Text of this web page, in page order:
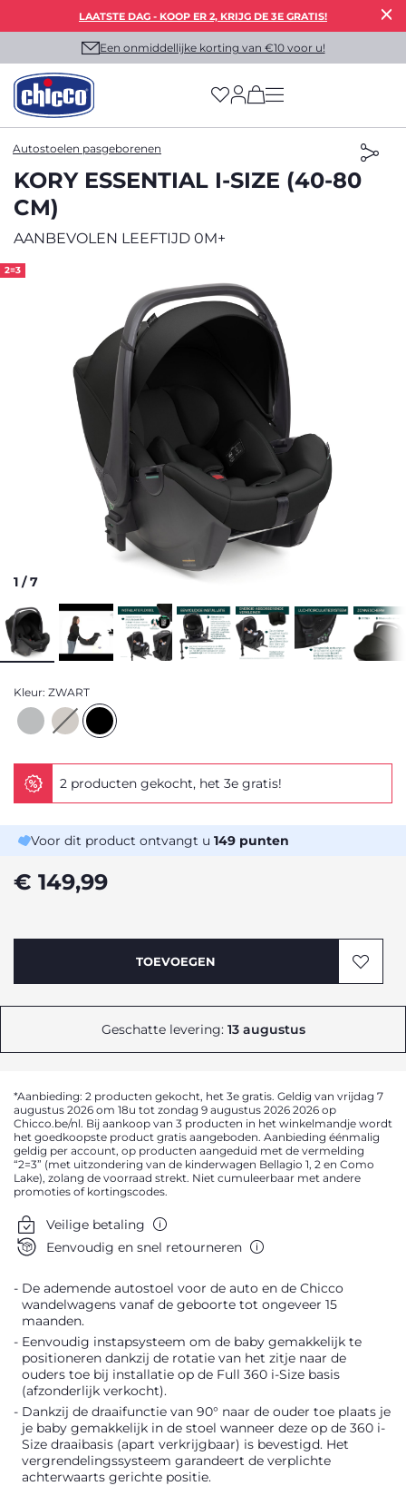
LAATSTE DAG - KOOP ER 2, KRIJG DE 3E GRATIS!
Een onmiddellijke korting van €10 voor u!
(has more options
Autostoelen pasgeborenen
KORY ESSENTIAL I-SIZE (40-80
CM)
AANBEVOLEN LEEFTIJD 0M+
2=3
1 /7
Kleur: ZWART
2 producten gekocht, het 3e gratis!
Voor dit product ontvangt u 149 punten
€ 149,99
TOEVOEGEN
Geschatte levering: 13 augustus
*Aanbieding: 2 producten gekocht, het 3e gratis. Geldig van vrijdag 7
augustus 2026 om 18u tot zondag 9 augustus 2026 2026 op
Chicco.be/nl. Bij aankoop van 3 producten in het winkelmandje wordt
het goedkoopste product gratis aangeboden. Aanbieding éénmalig
geldig per account, op producten aangeduid met de vermelding
“2=3” (met uitzondering van de kinderwagen Bellagio 1, 2 en Como
Lake), zolang de voorraad strekt. Niet cumuleerbaar met andere
promoties of kortingscodes.
Veilige betaling
Eenvoudig en snel retourneren
De ademende autostoel voor de auto en de Chicco
wandelwagens vanaf de geboorte tot ongeveer 15
maanden.
Eenvoudig instapsysteem om de baby gemakkelijk te
positioneren dankzij de rotatie van het zitje naar de
ouders toe bij installatie op de Full 360 i-Size basis
(afzonderlijk verkocht).
Dankzij de draaifunctie van 90° naar de ouder toe plaats je
je baby gemakkelijk in de stoel wanneer deze op de 360 i-
Size draaibasis (apart verkrijgbaar) is bevestigd. Het
vergrendelingssysteem garandeert de verplichte
achterwaarts gerichte positie.